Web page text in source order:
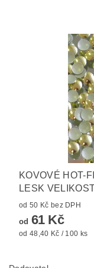
KOVOVÉ HOT-
LESK
od 50 Kč bez DPH
od 61 Kč
od 48,40 Kč / 100 ks